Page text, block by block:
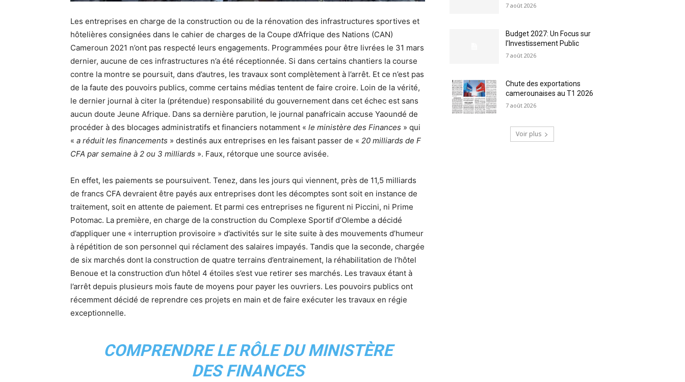
Les entreprises en charge de la construction ou de la rénovation des infrastructures sportives et
hôtelières consignées dans le cahier de charges de la Coupe d’Afrique des Nations (CAN)
Cameroun 2021 n’ont pas respecté leurs engagements. Programmées pour être livrées le 31 mars
dernier, aucune de ces infrastructures n’a été réceptionnée. Si dans certains chantiers la course
contre la montre se poursuit, dans d’autres, les travaux sont complètement à l’arrêt. Et ce n’est pas
de la faute des pouvoirs publics, comme certains médias tentent de faire croire. Loin de la vérité,
le dernier journal à citer la (prétendue) responsabilité du gouvernement dans cet échec est sans
aucun doute Jeune Afrique. Dans sa dernière parution, le journal panafricain accuse Yaoundé de
procéder à des blocages administratifs et financiers notamment « le ministère des Finances » qui
« a réduit les financements » destinés aux entreprises en les faisant passer de « 20 milliards de F
CFA par semaine à 2 ou 3 milliards ». Faux, rétorque une source avisée.
En effet, les paiements se poursuivent. Tenez, dans les jours qui viennent, près de 11,5 milliards
de francs CFA devraient être payés aux entreprises dont les décomptes sont soit en instance de
traitement, soit en attente de paiement. Et parmi ces entreprises ne figurent ni Piccini, ni Prime
Potomac. La première, en charge de la construction du Complexe Sportif d’Olembe a décidé
d’appliquer une « interruption provisoire » d’activités sur le site suite à des mouvements d’humeur
à répétition de son personnel qui réclament des salaires impayés. Tandis que la seconde, chargée
de six marchés dont la construction de quatre terrains d’entrainement, la réhabilitation de l’hôtel
Benoue et la construction d’un hôtel 4 étoiles s’est vue retirer ses marchés. Les travaux étant à
l’arrêt depuis plusieurs mois faute de moyens pour payer les ouvriers. Les pouvoirs publics ont
récemment décidé de reprendre ces projets en main et de faire exécuter les travaux en régie
exceptionnelle.
COMPRENDRE LE RÔLE DU MINISTÈRE
DES FINANCES
7 août 2026
Budget 2027: Un Focus sur
l’Investissement Public
7 août 2026
Chute des exportations
camerounaises au T1 2026
7 août 2026
Voir plus